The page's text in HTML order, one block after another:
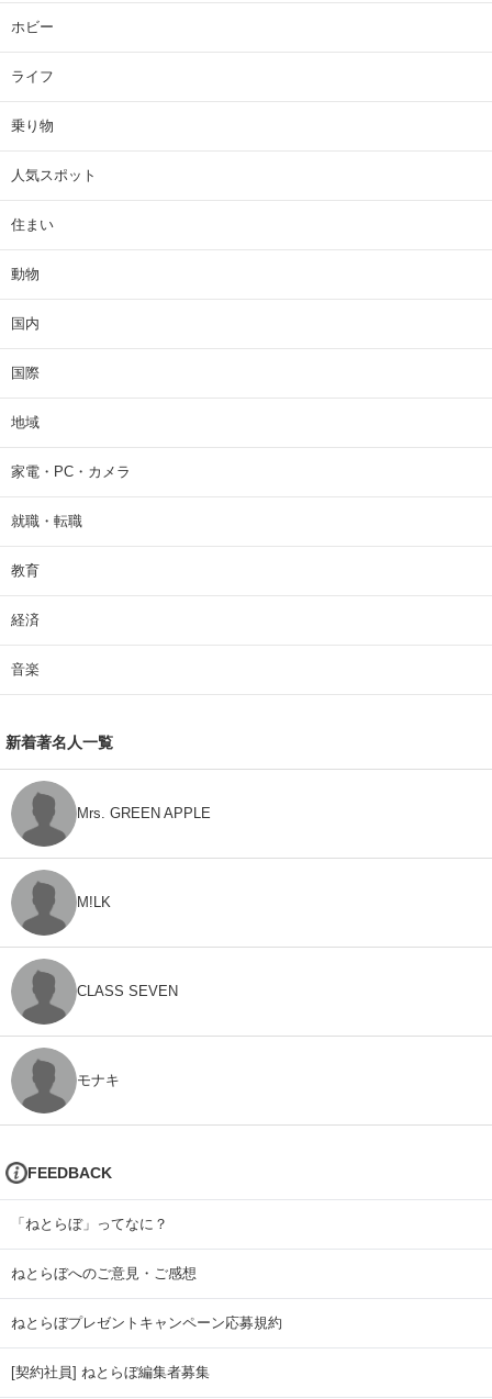
ホビー
ライフ
乗り物
人気スポット
住まい
動物
国内
国際
地域
家電・PC・カメラ
就職・転職
教育
経済
音楽
新着著名人一覧
Mrs. GREEN APPLE
M!LK
CLASS SEVEN
モナキ
FEEDBACK
「ねとらぼ」ってなに？
ねとらぼへのご意見・ご感想
ねとらぼプレゼントキャンペーン応募規約
[契約社員] ねとらぼ編集者募集